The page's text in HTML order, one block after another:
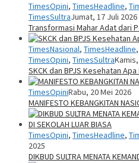
TimesOpini, TimesHeadline,
TimesSultraJumat, 17 Juli 2026
Transformasi Mahar Adat dari
TimesNasional, TimesHeadline,
TimesOpini, TimesSultra
SKCK dan BPJS Kesehatan
TimesOpiniRabu, 20 Mei 2026
MANIFESTO KEBANGKITAN
TimesOpini, TimesHeadline,
2025
DIKBUD SULTRA MENATA